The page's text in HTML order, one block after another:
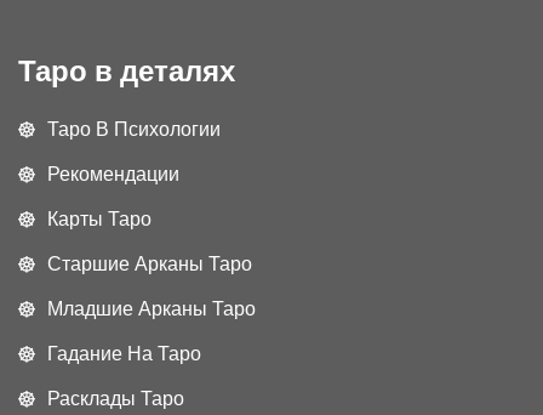
Таро в деталях
Таро В Психологии
Рекомендации
Карты Таро
Старшие Арканы Таро
Младшие Арканы Таро
Гадание На Таро
Расклады Таро